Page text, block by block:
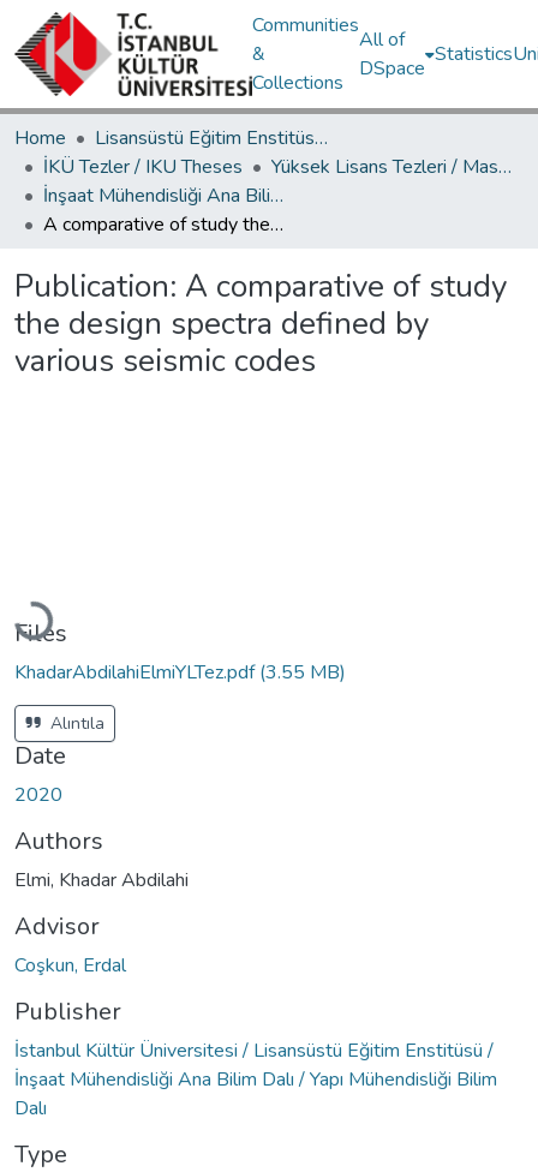
Communities
&
Collections
All of
DSpace
Statistics
Home
Lisansüstü Eğitim Enstitüsü / Postgraduate Education Institute
İKÜ Tezler / IKU Theses
Yüksek Lisans Tezleri / Master's Theses
İnşaat Mühendisliği Ana Bilim Dalı / Civil Engineering Department
A comparative of study the design spectra defined by various seismic codes
Publication: A comparative of study
the design spectra defined by
various seismic codes
Loading...
Files
KhadarAbdilahiElmiYLTez.pdf(3.55 MB)
Alıntıla
Date
2020
Authors
Elmi, Khadar Abdilahi
Advisor
Coşkun, Erdal
Publisher
İstanbul Kültür Üniversitesi / Lisansüstü Eğitim Enstitüsü /
İnşaat Mühendisliği Ana Bilim Dalı / Yapı Mühendisliği Bilim
Dalı
Type